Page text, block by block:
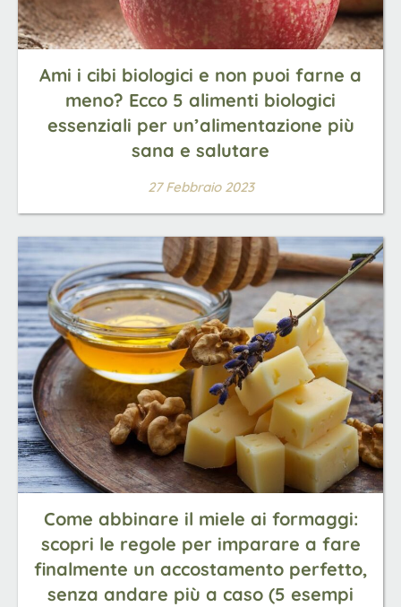
Ami i cibi biologici e non puoi farne a
meno? Ecco 5 alimenti biologici
essenziali per un’alimentazione più
sana e salutare
27 Febbraio 2023
Come abbinare il miele ai formaggi:
scopri le regole per imparare a fare
finalmente un accostamento perfetto,
senza andare più a caso (5 esempi